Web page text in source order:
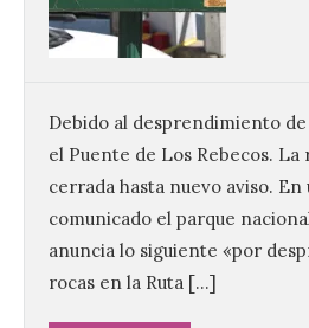
Debido al desprendimiento
el Puente de Los Rebecos.
cerrada hasta nuevo aviso. En
comunicado el parque
anuncia lo siguiente «por
rocas en la Ruta […]